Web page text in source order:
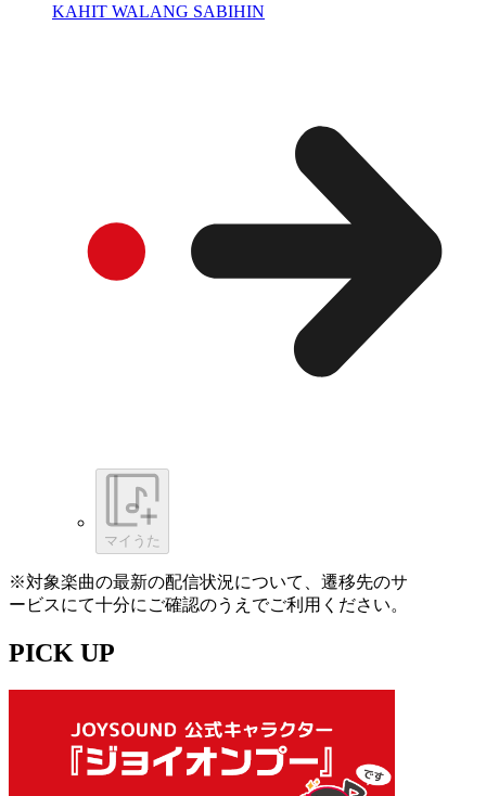
KAHIT WALANG SABIHIN
マイうた
※対象楽曲の最新の配信状況について、遷移先のサ
ービスにて十分にご確認のうえでご利用ください。
PICK UP